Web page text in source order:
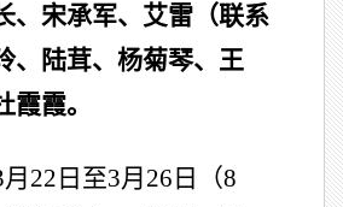
、宋承军、艾雷（联系
、陆茸、杨菊琴、王
霞霞。
22日至3月26日（8